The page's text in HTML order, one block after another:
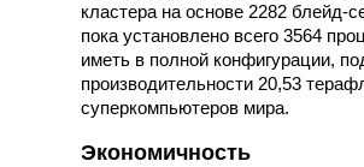
кластера на основе 2282 блейд-
пока установлено всего 3564
иметь в полной конфигурации,
производительности 20,53
суперкомпьютеров мира.
Экономичность